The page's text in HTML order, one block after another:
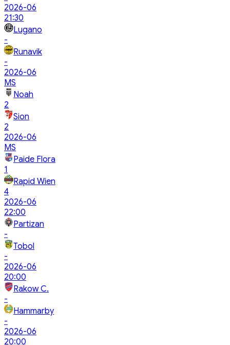
2026-06
21:30
Lugano
-
Runavik
-
2026-06
MS
Noah
2
Sion
2
2026-06
MS
Paide Flora
1
Rapid Wien
4
2026-06
22:00
Partizan
-
Tobol
-
2026-06
20:00
Rakow C.
-
Hammarby
-
2026-06
20:00